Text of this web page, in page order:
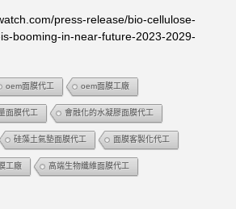
press-release/bio-cellulose-
booming-in-near-future-2023-2029-
oem面膜代工 oem面膜工廠
面膜代工 會融化的水凝膠面膜代工
硅藻土氣墊面膜代工 面膜客製化代工
工廠 高端生物纖維面膜代工